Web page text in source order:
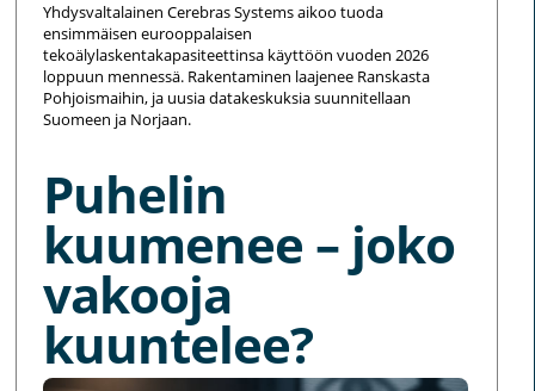
Yhdysvaltalainen Cerebras Systems aikoo tuoda
ensimmäisen eurooppalaisen
tekoälylaskentakapasiteettinsa käyttöön vuoden 2026
loppuun mennessä. Rakentaminen laajenee Ranskasta
Pohjoismaihin, ja uusia datakeskuksia suunnitellaan
Suomeen ja Norjaan.
Puhelin
kuumenee – joko
vakooja
kuuntelee?